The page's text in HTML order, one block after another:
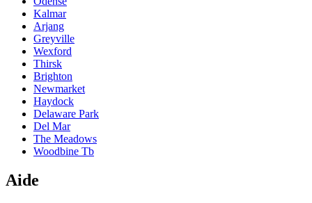
Kalmar
Arjang
Greyville
Wexford
Thirsk
Brighton
Newmarket
Haydock
Delaware Park
Del Mar
The Meadows
Woodbine Tb
Aide